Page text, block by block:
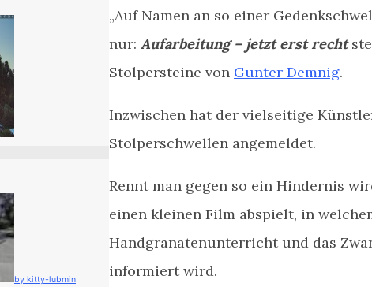
„Auf Namen an so einer
nur: Aufarbeitung – jetzt erst recht
Stolpersteine von Gunter Demnig.
Inzwischen hat der vielseitige
Stolperschwellen angemeldet.
Rennt man gegen so ein Hindernis
einen kleinen Film abspielt, in
Handgranatenunterricht und das
informiert wird.
by kitty-lubmin